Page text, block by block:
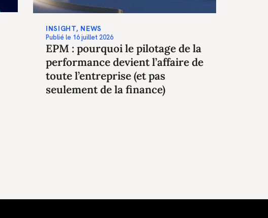
INSIGHT, NEWS
Publié le 16 juillet 2026
EPM : pourquoi le pilotage de la
performance devient l’affaire de
toute l’entreprise (et pas
seulement de la finance)